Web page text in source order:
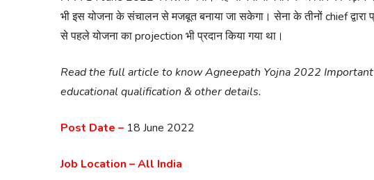
भी इस योजना के संचालन से मजबूत बनाया जा सकेगा। सेना के तीनों chief द्वारा
से पहले योजना का projection भी प्रदान किया गया था।
Read the full article to know Agneepath Yojna 2022
educational qualification & other details.
Post Date – 18 June 2022
Job Location – All India